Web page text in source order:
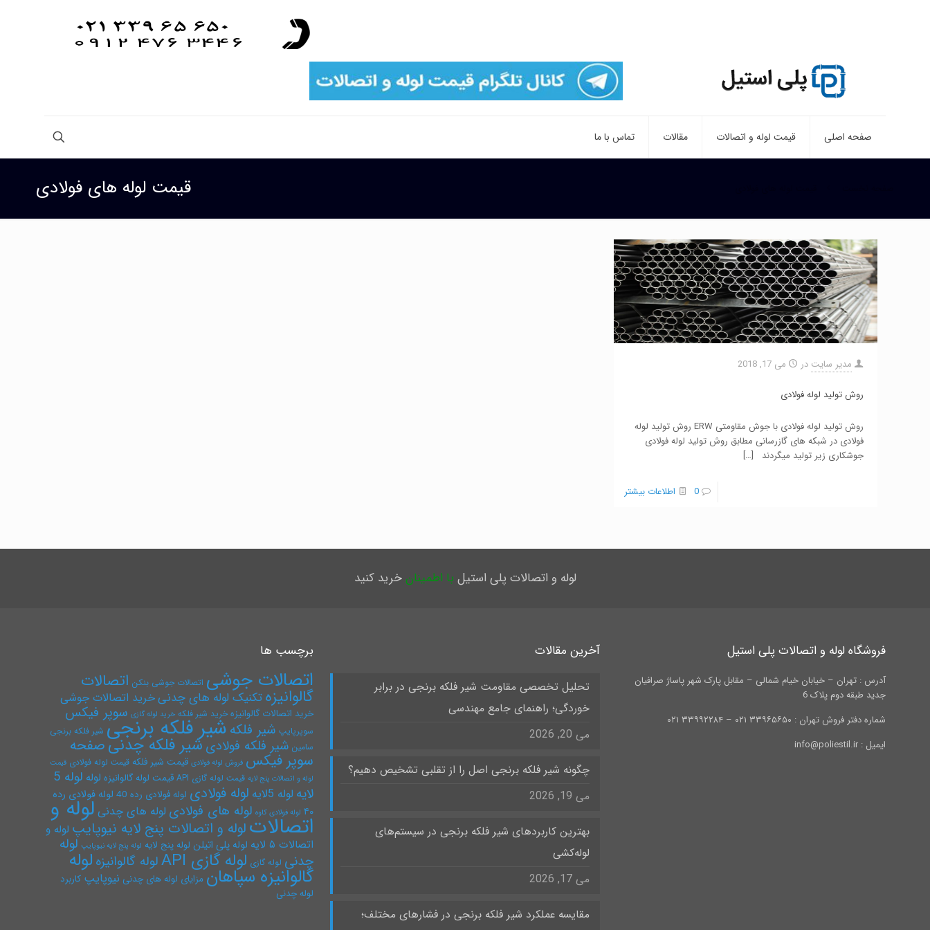
صفحه اصلی قیمت لوله و اتصالات مقالات تماس با ما
قیمت لوله های فولادی
مدیر سایت در می 17, 2018
روش تولید لوله فولادی
روش تولید لوله فولادی با جوش مقاومتی ERW روش تولید لوله
فولادی در شبکه های گازرسانی مطابق روش تولید لوله فولادی
جوشکاری زیر تولید میگردند
[…]
0 اطلاعات بیشتر
لوله و اتصالات پلی استیل با اطمینانخرید کنید
فروشگاه لوله و اتصالات پلی استیل
آدرس : تهران – خیابان خیام شمالی – مقابل پارک شهر پاساژ صرافیان
جدید طبقه دوم پلاک 6
شماره دفتر فروش تهران : ۳۳۹۶۵۶۵۰ ۰۲۱ – ۳۳۹۹۲۲۸۴ ۰۲۱
ایمیل : info@poliestil.ir
آخرین مقالات
تحلیل تخصصی مقاومت شیر فلکه برنجی در برابر
خوردگی؛ راهنمای جامع مهندسی
می 20, 2026
چگونه شیر فلکه برنجی اصل را از تقلبی تشخیص دهیم؟
می 19, 2026
بهترین کاربردهای شیر فلکه برنجی در سیستم‌های
لوله‌کشی
می 17, 2026
مقایسه عملکرد شیر فلکه برنجی در فشارهای مختلف؛
برچسب ها
اتصالات جوشی اتصالات جوشی بنکن اتصالات
گالوانیزهتکنیک لوله های چدنیخرید اتصالات جوشی
خرید اتصالات گالوانیزه خرید شیر فلکه خرید لوله گازی سوپر فیکس
سوپرپایپ شیر فلکه شیر فلکه برنجی شیر فلکه برنجی
سامین شیر فلکه فولادیشیر فلکه چدنیصفحه
سوپر فیکس فروش لوله فولادی قیمت شیر فلکه قیمت لوله فولادی قیمت
لوله و اتصالات پنج لایه قیمت لوله گازی API قیمت لوله گالوانیزه لوله
لوله 5
لایه لوله 5لایه لوله فولادی لوله فولادی رده 40
لوله فولادی رده
۴۰ لوله فولادی کاوه لوله های فولادی لوله های چدنی لوله و
اتصالاتلوله و اتصالات پنج لایه نیوپایپ لوله و
اتصالات ۵ لایه
لوله پلی اتیلن لوله پنج لایه لوله پنج لایه نیوپایپ لوله
چدنی لوله گازی لوله گازی API لوله گالوانیزه لوله
گالوانیزه سپاهان مزایای لوله های چدنی نیوپایپ کاربرد
لوله چدنی